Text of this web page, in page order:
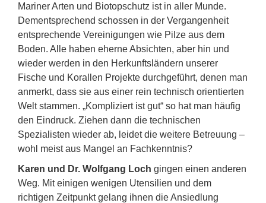
Mariner Arten und Biotopschutz ist in aller Munde.
Dementsprechend schossen in der Vergangenheit
entsprechende Vereinigungen wie Pilze aus dem
Boden. Alle haben eherne Absichten, aber hin und
wieder werden in den Herkunftsländern unserer
Fische und Korallen Projekte durchgeführt, denen man
anmerkt, dass sie aus einer rein technisch orientierten
Welt stammen. „Kompliziert ist gut“ so hat man häufig
den Eindruck. Ziehen dann die technischen
Spezialisten wieder ab, leidet die weitere Betreuung –
wohl meist aus Mangel an Fachkenntnis?
Karen und Dr. Wolfgang Loch gingen einen anderen
Weg. Mit einigen wenigen Utensilien und dem
richtigen Zeitpunkt gelang ihnen die Ansiedlung